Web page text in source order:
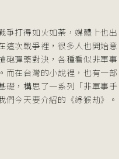
爭打得如火如荼，媒體上也出
這次戰爭裡，很多人也開始意
砲彈藥對決，各種看似非軍事
而在台灣的小說裡，也有一部
礎，構思了一系列「非軍事手
們今天要介紹的《綠猴劫》。